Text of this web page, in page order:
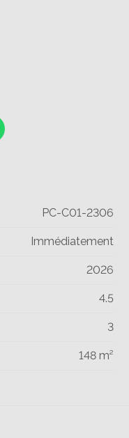
PC-C01-2306
Immédiatement
2026
4.5
3
148 m²